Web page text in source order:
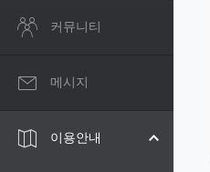
커뮤니티
메시지
이용안내